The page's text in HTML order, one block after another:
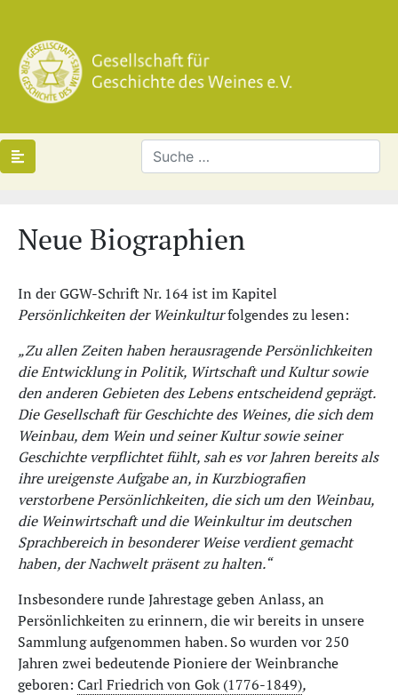
Neue Biographien
In der GGW-Schrift Nr. 164 ist im Kapitel ­
Persönlichkeiten der Weinkulturfolgendes zu lesen:
„Zu allen Zeiten haben herausragende Persönlichkeiten
die Entwicklung in ­Politik, Wirtschaft und Kultur sowie
den anderen Gebieten des Lebens entscheidend geprägt.
Die Gesellschaft für Geschichte des Weines, die sich dem
Weinbau, dem Wein und seiner Kultur sowie seiner
Geschichte verpflichtet fühlt, sah es vor Jahren bereits als
ihre ureigenste Aufgabe an, in Kurzbiografien
verstorbene Persönlichkeiten, die sich um den Weinbau,
die Weinwirtschaft und die Weinkultur im deutschen
Sprachbereich in besonderer Weise verdient gemacht
haben, der Nachwelt präsent zu halten.“
Insbesondere runde Jahrestage geben Anlass, an
Persönlichkeiten zu erinnern, die wir bereits in unsere
Sammlung aufgenommen haben. So wurden vor 250
Jahren zwei bedeutende Pioniere der Weinbranche
geboren: Carl Friedrich von Gok (1776-1849),